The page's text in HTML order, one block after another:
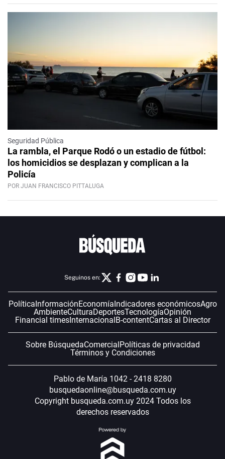
Seguridad Pública
La rambla, el Parque Rodó o un estadio de fútbol:
los homicidios se desplazan y complican a la
Policía
POR JUAN FRANCISCO PITTALUGA
Seguinos en:
Política InformaciónEconomía Indicadores económicosAgro
AmbienteCulturaDeportesTecnologíaOpinión
Financial timesInternacional B-contentCartas al Director
Sobre BúsquedaComercial Políticas de privacidad
Términos y Condiciones
Pablo de María 1042 - 2418 8280
busquedaonline@busqueda.com.uy
Copyright busqueda.com.uy 2024 Todos los
derechos reservados